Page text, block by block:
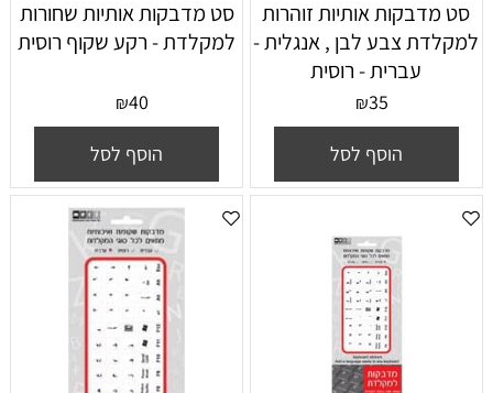
סט מדבקות אותיות זוהרות
למקלדת צבע לבן , אנגלית -
עברית - רוסית
₪35
הוסף לסל
סט מדבקות אותיות שחורות
למקלדת - רקע שקוף רוסית
₪40
הוסף לסל